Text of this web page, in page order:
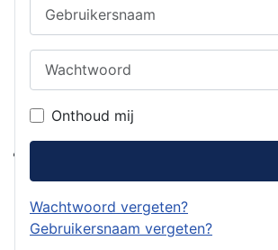
Onthoud mij
Wachtwoord vergeten?
Gebruikersnaam vergeten?